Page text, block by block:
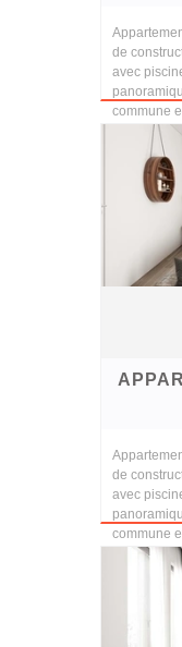
de
avec
commune
Finitions et
de
avec
commune
Finitions et